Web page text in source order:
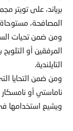
برياند، على تويتر
المصافحة،
ومن ضمن تحيات
المرفقين أو
التايلندية.
ومن ضمن التحايا
ناماستي أو
ويشيع استخدامها في